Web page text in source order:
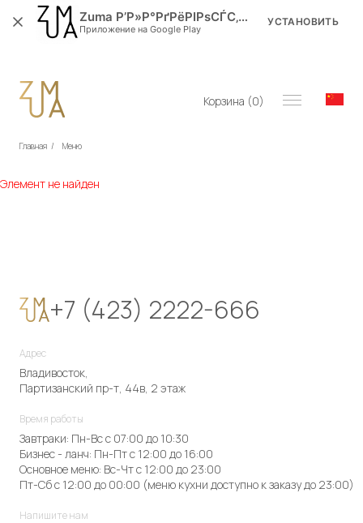
Корзина (0)
Главная / Меню
Элемент не найден
+7 (423) 2222-666
Адрес
Владивосток,
Партизанский пр-т, 44в, 2 этаж
Время работы
Завтраки: Пн-Вс с 07:00 до 10:30
Бизнес - ланч: Пн-Пт с 12:00 до 16:00
Основное меню: Вс-Чт с 12:00 до 23:00
Пт-Сб с 12:00 до 00:00 (меню кухни доступно к заказу до 23:00)
Напишите нам
Zuma Р’Р»Р°РґРёРІРѕСЃС‚РѕРє
Приложение на Google Play
УСТАНОВИТЬ